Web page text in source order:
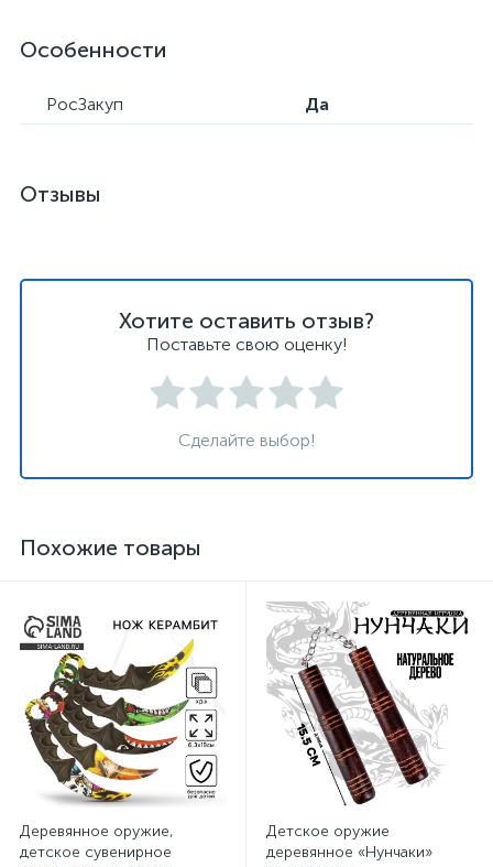
Особенности
РосЗакуп Да
Отзывы
Хотите оставить отзыв?
Поставьте свою оценку!
Сделайте выбор!
Похожие товары
Деревянное оружие,
детское сувенирное
Детское оружие
деревянное «Нунчаки»